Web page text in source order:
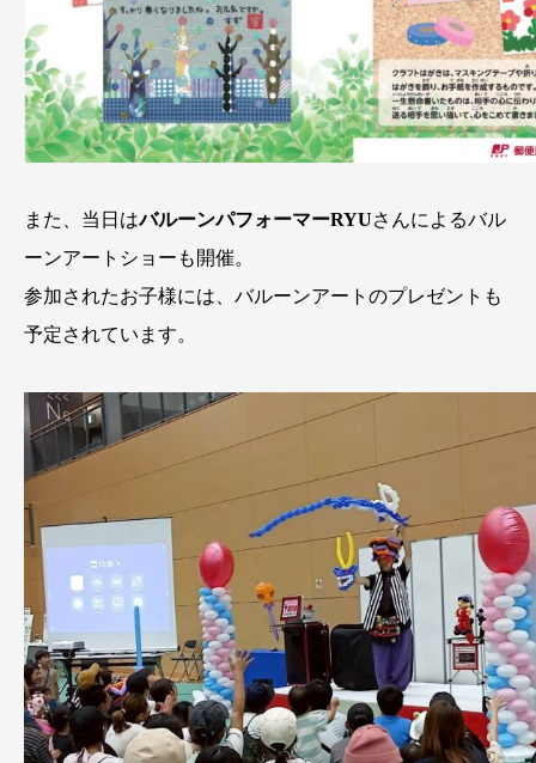
また、当日はバルーンパフォーマーRYUさんによるバル
ーンアートショーも開催。
参加されたお子様には、バルーンアートのプレゼントも
予定されています。